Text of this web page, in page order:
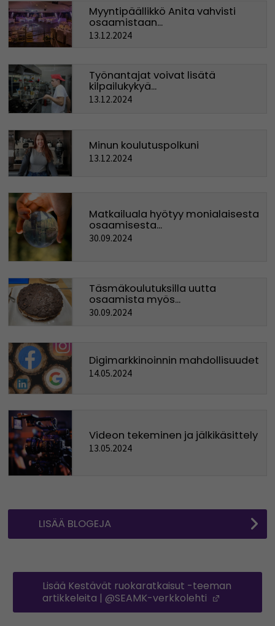
Myyntipäällikkö Anita vahvisti
osaamistaan...
13.12.2024
Työnantajat voivat lisätä
kilpailukykyä...
13.12.2024
Minun koulutuspolkuni
13.12.2024
Matkailuala hyötyy monialaisesta
osaamisesta...
30.09.2024
Täsmäkoulutuksilla uutta
osaamista myös...
30.09.2024
Digimarkkinoinnin mahdollisuudet
14.05.2024
Videon tekeminen ja jälkikäsittely
13.05.2024
LISÄÄ BLOGEJA
Lisää Kestävät ruokaratkaisut -teeman
artikkeleita | @SEAMK-verkkolehti